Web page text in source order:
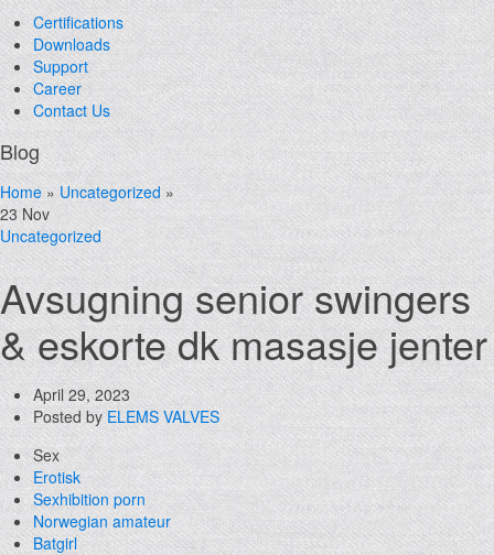
Certifications
Downloads
Support
Career
Contact Us
Blog
Home» Uncategorized »
23 Nov
Uncategorized
Avsugning senior swingers
& eskorte dk masasje jenter
April 29, 2023
Posted byELEMS VALVES
Sex
Erotisk
Sexhibition porn
Norwegian amateur
Batgirl